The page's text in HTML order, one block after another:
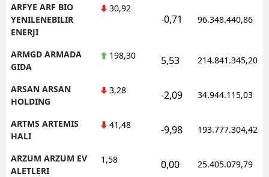
ARFYE ARF BIO
YENILENEBILIR
ENERJI
30,92
-0,71 96.348.440,86
ARMGD ARMADA
GIDA
198,30 5,53 214.841.345,20
ARSAN ARSAN
HOLDING
3,28 -2,09 34.944.115,03
ARTMS ARTEMIS
HALI
41,48 -9,98 193.777.304,42
ARZUM ARZUM EV
ALETLERI
1,58 0,00 25.405.079,79